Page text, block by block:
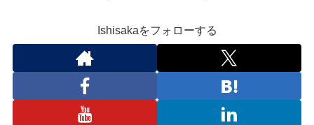
Ishisakaをフォローする